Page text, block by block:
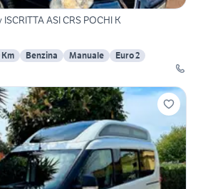
ASI CRS POCHI K
Benzina Manuale
Euro 2